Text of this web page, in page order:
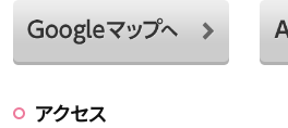
アクセス